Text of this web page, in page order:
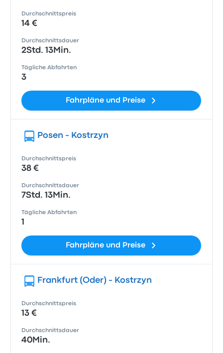
Durchschnittspreis
14 €
Durchschnittsdauer
2Std. 13Min.
Tägliche Abfahrten
3
Fahrpläne und Preise
Posen - Kostrzyn
Durchschnittspreis
38 €
Durchschnittsdauer
7Std. 13Min.
Tägliche Abfahrten
1
Fahrpläne und Preise
Frankfurt (Oder) - Kostrzyn
Durchschnittspreis
13 €
Durchschnittsdauer
40Min.